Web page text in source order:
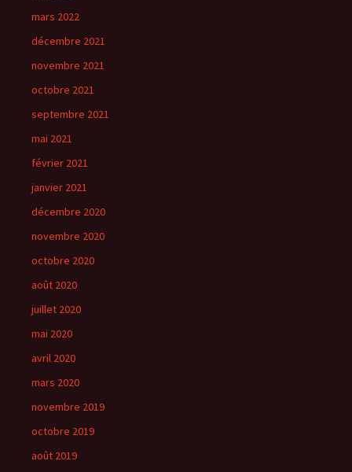
mars 2022
décembre 2021
novembre 2021
octobre 2021
septembre 2021
mai 2021
février 2021
janvier 2021
décembre 2020
novembre 2020
octobre 2020
août 2020
juillet 2020
mai 2020
avril 2020
mars 2020
novembre 2019
octobre 2019
août 2019